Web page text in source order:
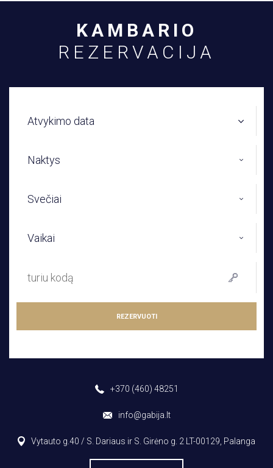
KAMBARIO
REZERVACIJA
Atvykimo data
Naktys
Svečiai
Vaikai
REZERVUOTI
+370 (460) 48251
info@gabija.lt
Vytauto g.40 / S. Dariaus ir S. Girėno g. 2 LT-00129, Palanga